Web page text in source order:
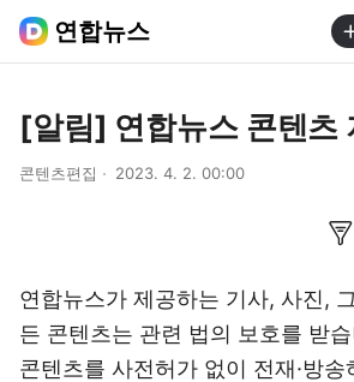
연합뉴스
[알림] 연합뉴스 콘텐츠
콘텐츠편집 2023. 4. 2. 00:00
연합뉴스가 제공하는 기사, 사진,
든 콘텐츠는 관련 법의 보호를 받
콘텐츠를 사전허가 없이 전재·방송